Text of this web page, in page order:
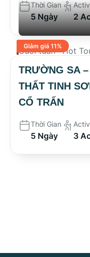
Thời Gian
5 Ngày 2
Giảm giá 11%
Cuối tuần Hot
TRƯỜNG SA
THẤT TINH
CỔ TRẤN
Thời Gian
5 Ngày 3